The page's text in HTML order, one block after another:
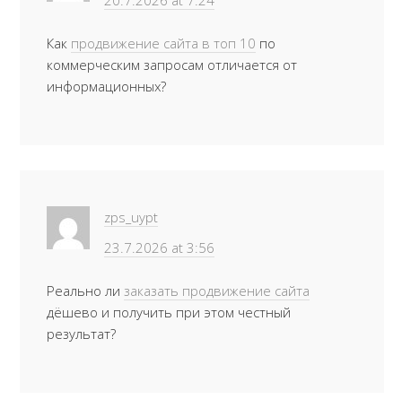
Как продвижение сайта в топ 10 по
коммерческим запросам отличается от
информационных?
zps_uypt
23.7.2026 at 3:56
Реально ли заказать продвижение сайта
дёшево и получить при этом честный
результат?